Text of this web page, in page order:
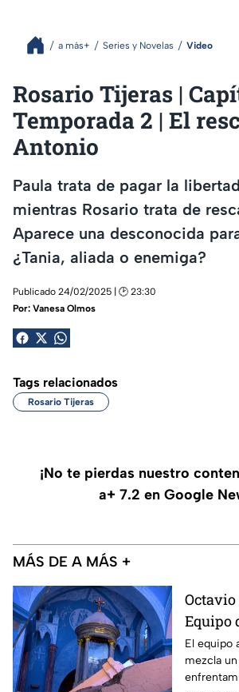
a más+ Series y Novelas Video
Rosario Tijeras |
Temporada 2 | El
Antonio
Paula trata de pagar la
mientras Rosario trata de
Aparece una desconocida
¿Tania, aliada o enemiga?
Publicado 24/02/2025 | 🕑 23:30
Por: Vanesa Olmos
Tags relacionados
Rosario Tijeras
¡No te pierdas nuestro
a+ 7.2 en Google
MÁS DE A MÁS +
Equipo
de un
El equipo
mezcla